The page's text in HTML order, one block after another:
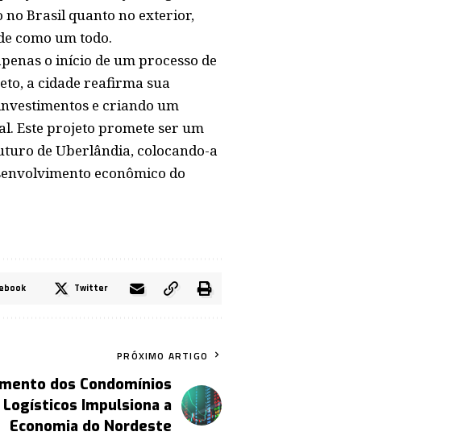
Brasil quanto no exterior,
como um todo.
o início de um processo de
a cidade reafirma sua
e criando um
Este projeto promete ser um
de Uberlândia, colocando-a
econômico do
Twitter
PRÓXIMO ARTIGO
dos Condomínios
Logísticos Impulsiona a
Economia do Nordeste